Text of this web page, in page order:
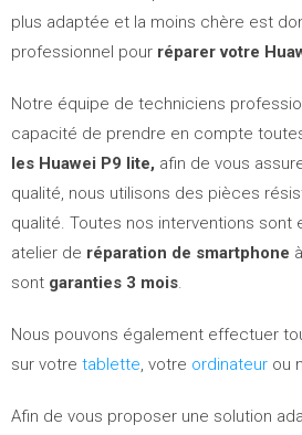
plus adaptée et la moins chère est
professionnel pour réparer votre
Notre équipe de techniciens
capacité de prendre en compte
les Huawei P9 lite, afin de vous
qualité, nous utilisons des pièces
qualité. Toutes nos interventions
atelier de réparation de smartphone
sont garanties 3 mois.
Nous pouvons également effectuer
sur votre tablette, votre ordinateur ou
Afin de vous proposer une solution